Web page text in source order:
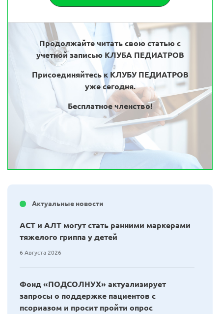
Продолжайте читать свою статью с
учетной записью КЛУБА ПЕДИАТРОВ
Присоединяйтесь к КЛУБУ ПЕДИАТРОВ
уже сегодня.
Бесплатное членство!
Актуальные новости
АСТ и АЛТ могут стать ранними маркерами
тяжелого гриппа у детей
6 Августа 2026
Фонд «ПОДСОЛНУХ» актуализирует
запросы о поддержке пациентов с
псориазом и просит пройти опрос